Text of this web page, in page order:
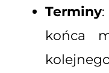
Terminy
końca